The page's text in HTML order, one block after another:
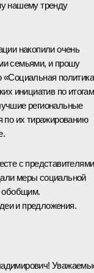
нашему тренду
накопили очень
семьями, и прошу
«Социальная
инициатив по итогам
региональные
по их тиражированию
с представителями
меры социальной
обобщим.
и предложения.